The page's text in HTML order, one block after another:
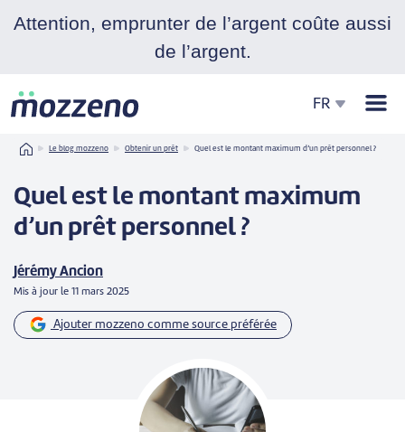
Attention, emprunter de l’argent coûte aussi
de l’argent.
FR
Home
Le blog mozzeno Obtenir un prêt Quel est le montant maximum d’un prêt personnel­­ ?
Quel est le montant maximum
d’un prêt personnel­­ ?
Jérémy Ancion
Mis à jour le 11 mars 2025
Ajouter mozzeno comme source préférée